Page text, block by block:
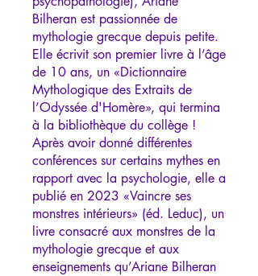
Bilheran est passionnée de
mythologie grecque depuis petite.
Elle écrivit son premier livre à l’âge
de 10 ans, un «Dictionnaire
Mythologique des Extraits de
l’Odyssée d'Homère», qui termina
à la bibliothèque du collège !
Après avoir donné différentes
conférences sur certains mythes en
rapport avec la psychologie, elle a
publié en 2023 «Vaincre ses
monstres intérieurs» (éd. Leduc), un
livre consacré aux monstres de la
mythologie grecque et aux
enseignements qu’Ariane Bilheran